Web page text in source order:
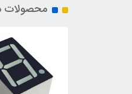
محصولات